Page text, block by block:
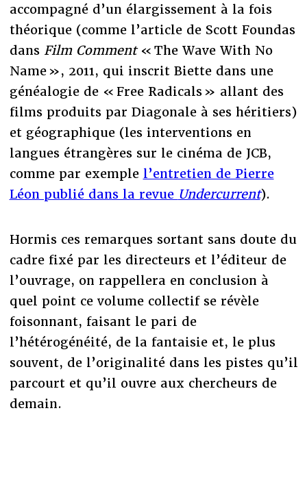
accompagné d’un élargissement à la fois
théorique (comme l’article de Scott Foundas
dans Film Comment« The Wave With No
Name », 2011, qui inscrit Biette dans une
généalogie de « Free Radicals » allant des
films produits par Diagonale à ses héritiers)
et géographique (les interventions en
langues étrangères sur le cinéma de JCB,
comme par exemple l’entretien de Pierre
Léon publié dans la revue Undercurrent).
Hormis ces remarques sortant sans doute du
cadre fixé par les directeurs et l’éditeur de
l’ouvrage, on rappellera en conclusion à
quel point ce volume collectif se révèle
foisonnant, faisant le pari de
l’hétérogénéité, de la fantaisie et, le plus
souvent, de l’originalité dans les pistes qu’il
parcourt et qu’il ouvre aux chercheurs de
demain.